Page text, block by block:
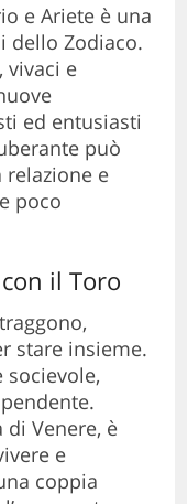
e Ariete è una
dello Zodiaco.
vivaci e
ed entusiasti
può
e
poco
il Toro
stare insieme.
socievole,
di Venere, è
e
coppia